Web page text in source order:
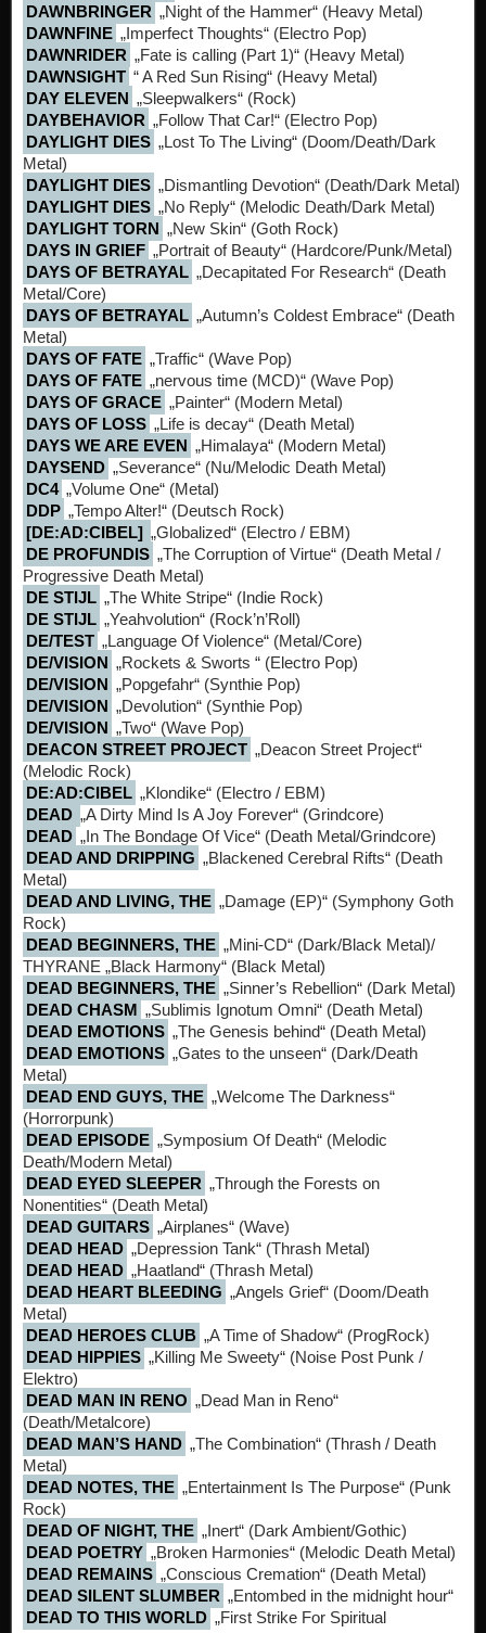
DAWNBRINGER „Night of the Hammer“ (Heavy Metal)
DAWNFINE „Imperfect Thoughts“ (Electro Pop)
DAWNRIDER „Fate is calling (Part 1)“ (Heavy Metal)
DAWNSIGHT “ A Red Sun Rising“ (Heavy Metal)
DAY ELEVEN „Sleepwalkers“ (Rock)
DAYBEHAVIOR „Follow That Car!“ (Electro Pop)
DAYLIGHT DIES „Lost To The Living“ (Doom/Death/Dark
Metal)
DAYLIGHT DIES „Dismantling Devotion“ (Death/Dark Metal)
DAYLIGHT DIES „No Reply“ (Melodic Death/Dark Metal)
DAYLIGHT TORN „New Skin“ (Goth Rock)
DAYS IN GRIEF „Portrait of Beauty“ (Hardcore/Punk/Metal)
DAYS OF BETRAYAL „Decapitated For Research“ (Death
Metal/Core)
DAYS OF BETRAYAL „Autumn’s Coldest Embrace“ (Death
Metal)
DAYS OF FATE „Traffic“ (Wave Pop)
DAYS OF FATE „nervous time (MCD)“ (Wave Pop)
DAYS OF GRACE „Painter“ (Modern Metal)
DAYS OF LOSS „Life is decay“ (Death Metal)
DAYS WE ARE EVEN „Himalaya“ (Modern Metal)
DAYSEND „Severance“ (Nu/Melodic Death Metal)
DC4 „Volume One“ (Metal)
DDP „Tempo Alter!“ (Deutsch Rock)
[DE:AD:CIBEL] „Globalized“ (Electro / EBM)
DE PROFUNDIS „The Corruption of Virtue“ (Death Metal /
Progressive Death Metal)
DE STIJL „The White Stripe“ (Indie Rock)
DE STIJL „Yeahvolution“ (Rock’n’Roll)
DE/TEST „Language Of Violence“ (Metal/Core)
DE/VISION „Rockets & Sworts “ (Electro Pop)
DE/VISION „Popgefahr“ (Synthie Pop)
DE/VISION „Devolution“ (Synthie Pop)
DE/VISION „Two“ (Wave Pop)
DEACON STREET PROJECT „Deacon Street Project“
(Melodic Rock)
DE:AD:CIBEL „Klondike“ (Electro / EBM)
DEAD „A Dirty Mind Is A Joy Forever“ (Grindcore)
DEAD „In The Bondage Of Vice“ (Death Metal/Grindcore)
DEAD AND DRIPPING „Blackened Cerebral Rifts“ (Death
Metal)
DEAD AND LIVING, THE „Damage (EP)“ (Symphony Goth
Rock)
DEAD BEGINNERS, THE „Mini-CD“ (Dark/Black Metal)/
THYRANE „Black Harmony“ (Black Metal)
DEAD BEGINNERS, THE „Sinner’s Rebellion“ (Dark Metal)
DEAD CHASM „Sublimis Ignotum Omni“ (Death Metal)
DEAD EMOTIONS „The Genesis behind“ (Death Metal)
DEAD EMOTIONS „Gates to the unseen“ (Dark/Death
Metal)
DEAD END GUYS, THE „Welcome The Darkness“
(Horrorpunk)
DEAD EPISODE „Symposium Of Death“ (Melodic
Death/Modern Metal)
DEAD EYED SLEEPER „Through the Forests on
Nonentities“ (Death Metal)
DEAD GUITARS „Airplanes“ (Wave)
DEAD HEAD „Depression Tank“ (Thrash Metal)
DEAD HEAD „Haatland“ (Thrash Metal)
DEAD HEART BLEEDING „Angels Grief“ (Doom/Death
Metal)
DEAD HEROES CLUB „A Time of Shadow“ (ProgRock)
DEAD HIPPIES „Killing Me Sweety“ (Noise Post Punk /
Elektro)
DEAD MAN IN RENO „Dead Man in Reno“
(Death/Metalcore)
DEAD MAN’S HAND „The Combination“ (Thrash / Death
Metal)
DEAD NOTES, THE „Entertainment Is The Purpose“ (Punk
Rock)
DEAD OF NIGHT, THE „Inert“ (Dark Ambient/Gothic)
DEAD POETRY „Broken Harmonies“ (Melodic Death Metal)
DEAD REMAINS „Conscious Cremation“ (Death Metal)
DEAD SILENT SLUMBER „Entombed in the midnight hour“
DEAD TO THIS WORLD „First Strike For Spiritual